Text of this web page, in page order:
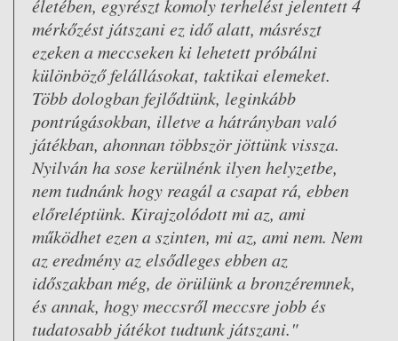
életében, egyrészt komoly terhelést jelentett 4
mérkőzést játszani ez idő alatt, másrészt
ezeken a meccseken ki lehetett próbálni
különböző felállásokat, taktikai elemeket.
Több dologban fejlődtünk, leginkább
pontrúgásokban, illetve a hátrányban való
játékban, ahonnan többször jöttünk vissza.
Nyilván ha sose kerülnénk ilyen helyzetbe,
nem tudnánk hogy reagál a csapat rá, ebben
előreléptünk. Kirajzolódott mi az, ami
működhet ezen a szinten, mi az, ami nem. Nem
az eredmény az elsődleges ebben az
időszakban még, de örülünk a bronzéremnek,
és annak, hogy meccsről meccsre jobb és
tudatosabb játékot tudtunk játszani."